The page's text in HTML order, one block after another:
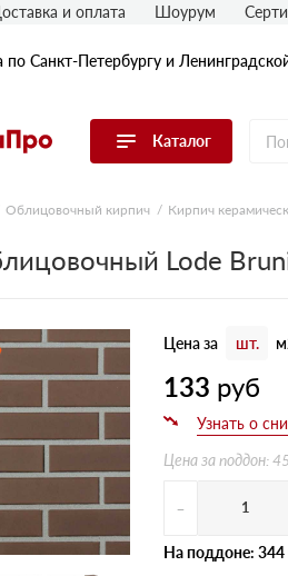
по Санкт-Петербургу и
Каталог
(рядовой) кирпич
плитка, камень, декор
и мощение
смеси
и оплата Шоурум
Облицовочный кирпич Кирпич
Lode
Цена за шт.
133 руб
Цена за поддон:
-
На поддоне: 344